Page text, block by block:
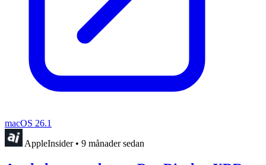
macOS 26.1
AppleInsider • 9 månader sedan